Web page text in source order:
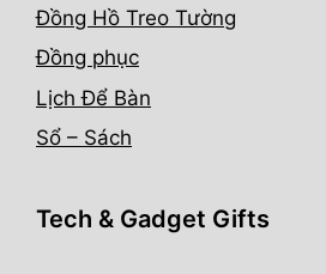
Đồng Hồ Treo Tường
Đồng phục
Lịch Để Bàn
Sổ – Sách
Tech & Gadget Gifts